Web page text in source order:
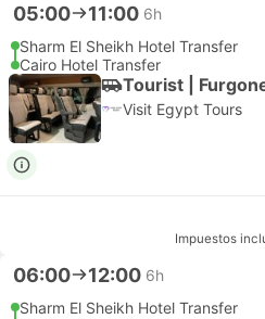
05:00 11:00 6h
Sharm El Sheikh Hotel Transfer
Cairo Hotel Transfer
Tourist |
Visit Egypt Tours
Impuestos
06:00 12:00 6h
Sharm El Sheikh Hotel Transfer